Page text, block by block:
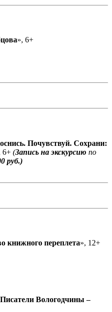
», 6+
Почувствуй. Сохрани:
6+ (Запись на экскурсию по
руб.)
книжного переплета», 12+
Писатели Вологодчины –